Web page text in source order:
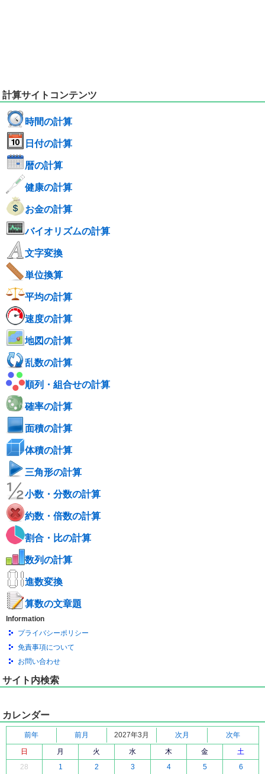
計算サイトコンテンツ
時間の計算
日付の計算
暦の計算
健康の計算
お金の計算
バイオリズムの計算
文字変換
単位換算
平均の計算
速度の計算
地図の計算
乱数の計算
順列・組合せの計算
確率の計算
面積の計算
体積の計算
三角形の計算
小数・分数の計算
約数・倍数の計算
割合・比の計算
数列の計算
進数変換
算数の文章題
Information
プライバシーポリシー
免責事項について
お問い合わせ
サイト内検索
カレンダー
前年 前月 2027年3月 次月
次年
日
月 火 水 木 金
土
28
1 2 3 4 5 6